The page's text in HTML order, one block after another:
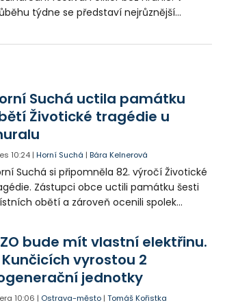
týdne se představí nejrůznější
Na své si přijde opravdu každý
Suchá uctila památku
Životické tragédie u
10:24 |Horní Suchá |Bára Kelnerová
Suchá si připomněla 82. výročí Životické
Zástupci obce uctili památku šesti
obětí a zároveň ocenili spolek
bude mít vlastní elektřinu.
Kunčicích vyrostou 2
jednotky
10:06 | Ostrava-město |Tomáš Kořistka